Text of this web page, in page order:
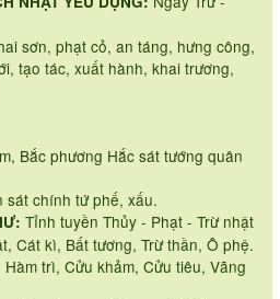
sơn, phạt cỏ, an táng, hưng công,
tạo tác, xuất hành, khai trương,
Bắc phương Hắc sát tướng quân
sát chính tứ phế, xấu.
Tỉnh tuyền Thủy - Phạt - Trừ nhật
Cát kì, Bất tương, Trừ thần, Ô phệ.
trì, Cửu khảm, Cửu tiêu, Vãng